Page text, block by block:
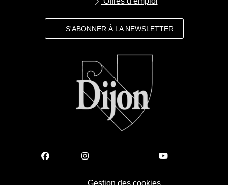
S'ABONNER À LA NEWSLETTER
Gestion des cookies